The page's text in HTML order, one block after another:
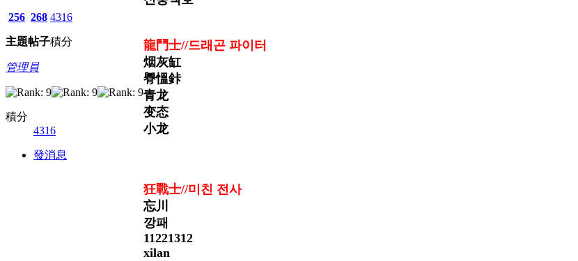
256
主題
268
帖子
4316
積分
管理員
積分
4316
發消息
龍鬥士//드래곤 파이터
烟灰缸
臖慍鉲
青龙
变态
小龙
狂戰士//미친 전사
忘川
깡패
11221312
xilan